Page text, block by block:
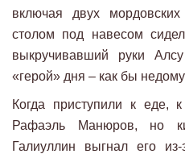
включая двух
столом под навесом
выкручивавший руки
«герой» дня – как бы
Когда приступили к еде,
Рафаэль Манюров, но
Галиуллин выгнал его